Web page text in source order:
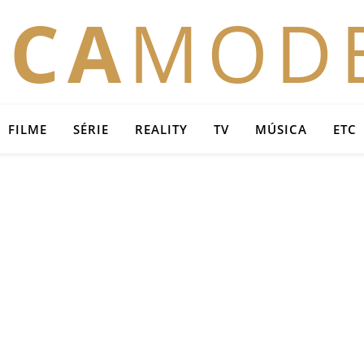
FILME SÉRIE REALITY TV MÚSICA ETC